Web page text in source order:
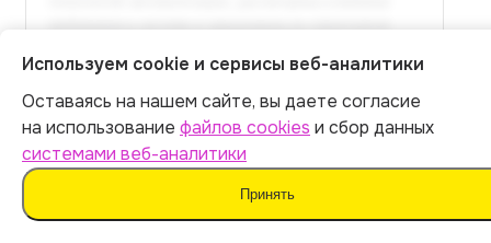
Полный текст доступен
в расширенной версии
Оплатить 449 р.
Итог:449р.
Оплатить
Используем cookie и сервисы веб-аналитики
Оставаясь на нашем сайте, вы даете согласие
на использование файлов cookies и сбор данных
системами веб-аналитики
Принять